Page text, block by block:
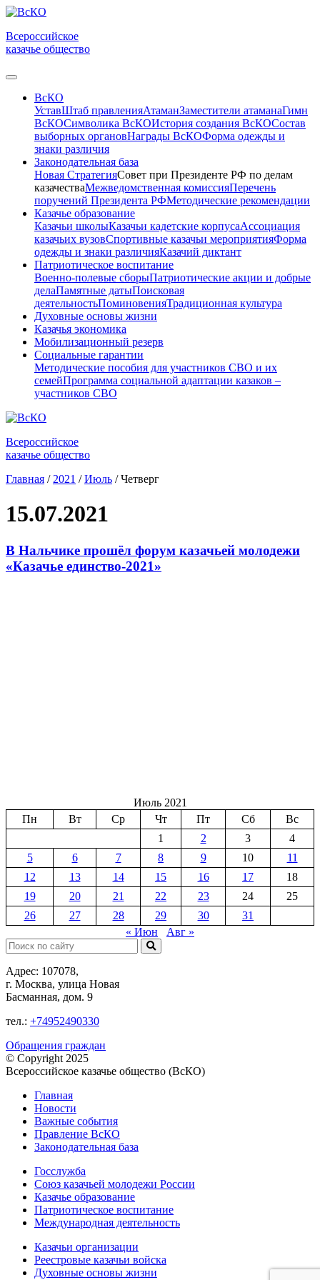
Всероссийское
казачье общество
ВсКО
УставШтаб правленияАтаманЗаместители атаманаГимн
ВсКОСимволика ВсКОИстория создания ВсКОСостав
выборных органовНаграды ВсКОФорма одежды и
знаки различия
Законодательная база
Новая СтратегияСовет при Президенте РФ по делам
казачестваМежведомственная комиссияПеречень
поручений Президента РФМетодические рекомендации
Казачье образование
Казачьи школыКазачьи кадетские корпусаАссоциация
казачьих вузовСпортивные казачьи мероприятияФорма
одежды и знаки различияКазачий диктант
Патриотическое воспитание
Военно-полевые сборыПатриотические акции и добрые
делаПамятные датыПоисковая
деятельностьПоминовенияТрадиционная культура
Духовные основы жизни
Казачья экономика
Мобилизационный резерв
Социальные гарантии
Методические пособия для участников СВО и их
семейПрограмма социальной адаптации казаков –
участников СВО
Всероссийское
казачье общество
Главная / 2021 / Июль /Четверг
15.07.2021
В Нальчике прошёл форум казачьей молодежи
«Казачье единство-2021»
Июль 2021
Пн
Вт Ср Чт Пт Сб
Вс
1
2 3
4
5
6 7 8 9 10
11
12
13 14 15 16 17
18
19
20 21 22 23 24
25
26
27 28 29 30
31
« Июн
Авг »
Поиск:
Адрес: 107078,
г. Москва, улица Новая
Басманная, дом. 9
тел.: +74952490330
Обращения граждан
© Copyright 2025
Всероссийское казачье общество (ВсКО)
Главная
Новости
Важные события
Правление ВсКО
Законодательная база
Госслужба
Союз казачьей молодежи России
Казачье образование
Патриотическое воспитание
Международная деятельность
Казачьи организации
Реестровые казачьи войска
Духовные основы жизни